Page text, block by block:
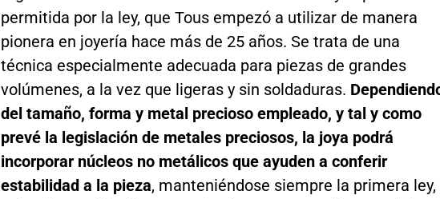
permitida por la ley, que Tous empezó a utilizar de manera
pionera en joyería hace más de 25 años. Se trata de una
técnica especialmente adecuada para piezas de grandes
volúmenes, a la vez que ligeras y sin soldaduras.
del tamaño, forma y metal precioso empleado, y tal y como
prevé la legislación de metales preciosos, la joya podrá
incorporar núcleos no metálicos que ayuden a conferir
estabilidad a la pieza, manteniéndose siempre la primera ley,